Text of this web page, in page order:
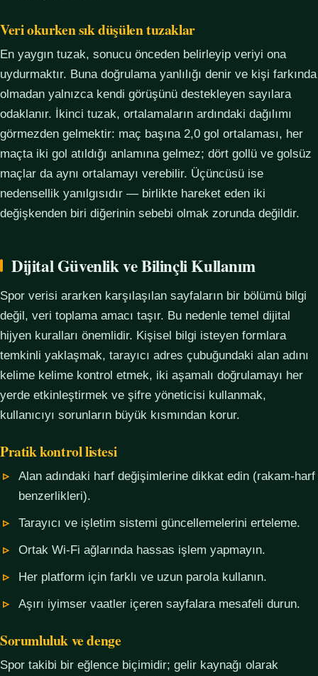
Veri okurken sık düşülen tuzaklar
En yaygın tuzak, sonucu önceden belirleyip veriyi ona
uydurmaktır. Buna doğrulama yanlılığı denir ve kişi farkında
olmadan yalnızca kendi görüşünü destekleyen sayılara
odaklanır. İkinci tuzak, ortalamaların ardındaki dağılımı
görmezden gelmektir: maç başına 2,0 gol ortalaması, her
maçta iki gol atıldığı anlamına gelmez; dört gollü ve golsüz
maçlar da aynı ortalamayı verebilir. Üçüncüsü ise
nedensellik yanılgısıdır — birlikte hareket eden iki
değişkenden biri diğerinin sebebi olmak zorunda değildir.
Dijital Güvenlik ve Bilinçli Kullanım
Spor verisi ararken karşılaşılan sayfaların bir bölümü bilgi
değil, veri toplama amacı taşır. Bu nedenle temel dijital
hijyen kuralları önemlidir. Kişisel bilgi isteyen formlara
temkinli yaklaşmak, tarayıcı adres çubuğundaki alan adını
kelime kelime kontrol etmek, iki aşamalı doğrulamayı her
yerde etkinleştirmek ve şifre yöneticisi kullanmak,
kullanıcıyı sorunların büyük kısmından korur.
Pratik kontrol listesi
Alan adındaki harf değişimlerine dikkat edin (rakam-harf
benzerlikleri).
Tarayıcı ve işletim sistemi güncellemelerini erteleme.
Ortak Wi-Fi ağlarında hassas işlem yapmayın.
Her platform için farklı ve uzun parola kullanın.
Aşırı iyimser vaatler içeren sayfalara mesafeli durun.
Sorumluluk ve denge
Spor takibi bir eğlence biçimidir; gelir kaynağı olarak